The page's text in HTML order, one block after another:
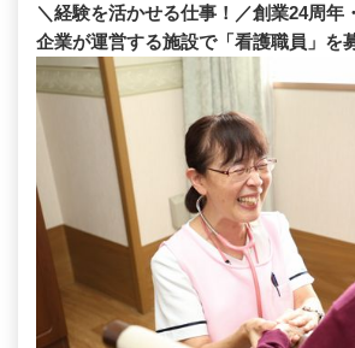
＼経験を活かせる仕事！／創業24周年
企業が運営する施設で「看護職員」を